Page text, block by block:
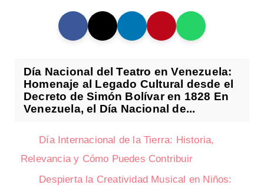
Día Nacional del Teatro en Venezuela:
Homenaje al Legado Cultural desde el
Decreto de Simón Bolívar en 1828 En
Venezuela, el Día Nacional de...
Día Internacional de la Tierra: Historia,
Relevancia y Cómo Puedes Contribuir
Despierta la Creatividad Musical en Niños: